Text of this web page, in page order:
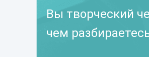
Вы творческий
чем